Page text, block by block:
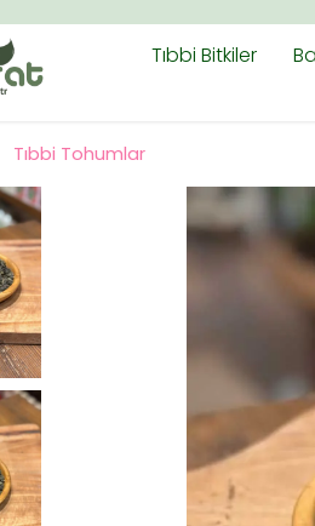
Tıbbi Bitkiler
Tıbbi Tohumlar